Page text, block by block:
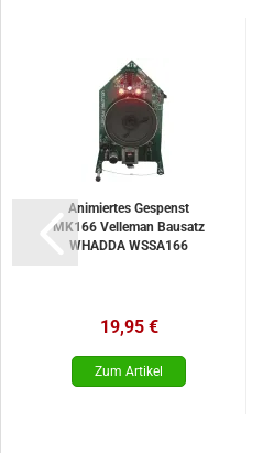
Animiertes Gespenst
MK166 Velleman Bausatz
WHADDA WSSA166
19,95 €